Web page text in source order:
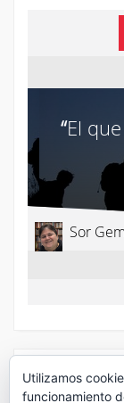
Utilizamos
funcionamiento